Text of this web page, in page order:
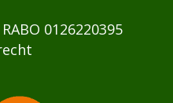
0126220395